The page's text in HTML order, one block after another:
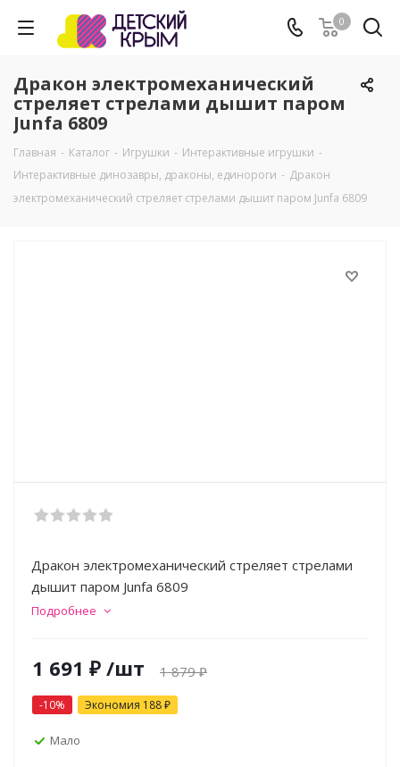
0
Дракон электромеханический
стреляет стрелами дышит паром
Junfa 6809
Главная - Каталог - Игрушки - Интерактивные игрушки -
Интерактивные динозавры, драконы, единороги - Дракон
электромеханический стреляет стрелами дышит паром Junfa 6809
Дракон электромеханический стреляет стрелами
дышит паром Junfa 6809
Подробнее
1 691 ₽ /шт 1 879₽
-10% Экономия 188₽
Мало